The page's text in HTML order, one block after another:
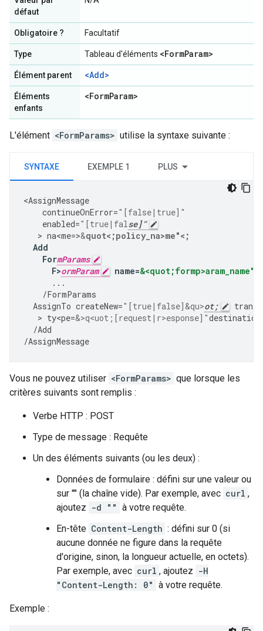
défaut
Obligatoire ? Facultatif
Type Tableau d'éléments <FormParam>
Élément parent <Add>
Éléments
enfants
<FormParam>
L'élément <FormParams> utilise la syntaxe suivante :
SYNTAXE EXEMPLE 1 PLUS
<AssignMessage
continueOnError="[false|true]"
enabled="[true|false]"
   >
na<me=>&quot<;policy_na>me"<;
Add
FormParams
F>ormParam name=&<quot;formp>aram_name"
...
/FormParams
AssignTo createNew="[true|false]&qu>ot;
   >
ty<pe=&>q<uot;[request|r>esponse]"
/Add
/AssignMessage
Vous ne pouvez utiliser <FormParams> que lorsque les
critères suivants sont remplis :
Verbe HTTP : POST
Type de message : Requête
Un des éléments suivants (ou les deux) :
Données de formulaire : défini sur une valeur ou
sur "" (la chaîne vide). Par exemple, avec curl ,
ajoutez -d "" à votre requête.
En-tête Content-Length : défini sur 0 (si
aucune donnée ne figure dans la requête
d'origine, sinon, la longueur actuelle, en octets).
Par exemple, avec curl , ajoutez -H
"Content-Length: 0" à votre requête.
Exemple :